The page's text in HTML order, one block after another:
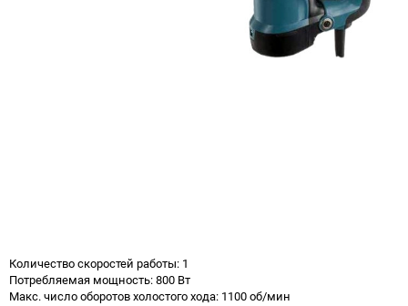
Количество скоростей работы: 1
Потребляемая мощность: 800 Вт
Макс. число оборотов холостого хода: 1100 об/мин